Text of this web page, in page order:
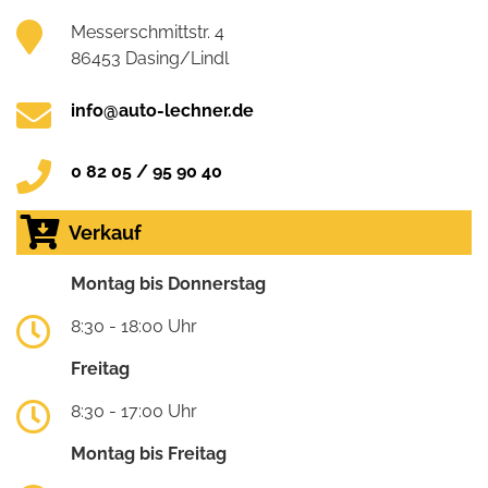
Messerschmittstr. 4
86453 Dasing/Lindl
info@auto-lechner.de
0 82 05 / 95 90 40
Verkauf
Montag bis Donnerstag
8:30 - 18:00 Uhr
Freitag
8:30 - 17:00 Uhr
Montag bis Freitag